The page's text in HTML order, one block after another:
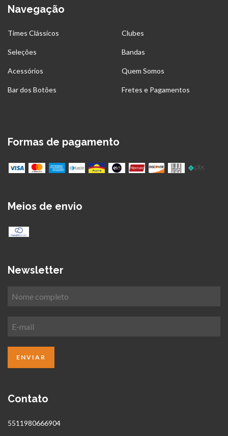
Navegação
Times Clássicos Clubes
Seleções Bandas
Acessórios Quem Somos
Bar dos Botões Fretes e Pagamentos
Formas de pagamento
Meios de envio
Newsletter
Contato
5511980666904